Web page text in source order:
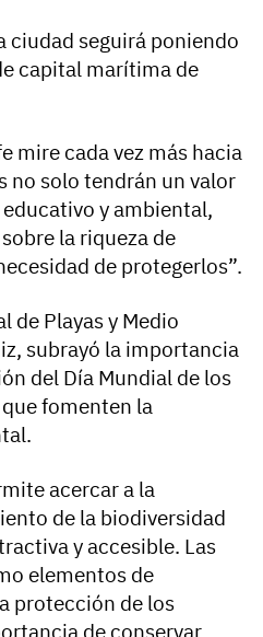
ciudad seguirá poniendo
capital marítima de
mire cada vez más hacia
no solo tendrán un valor
y ambiental,
la riqueza de
de protegerlos”.
de Playas y Medio
subrayó la importancia
del Día Mundial de los
fomenten la
acercar a la
de la biodiversidad
y accesible. Las
elementos de
protección de los
de conservar